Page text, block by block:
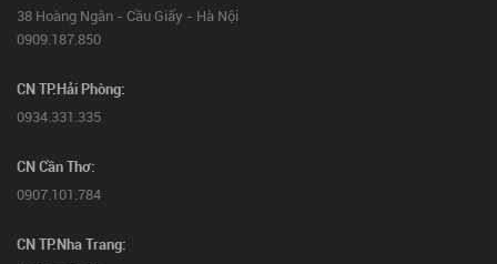
38 Hoàng Ngân - Cầu Giấy - Hà Nội
0909.187.850
CN TP.Hải Phòng:
0934.331.335
CN Cần Thơ:
0907.101.784
CN TP.Nha Trang: